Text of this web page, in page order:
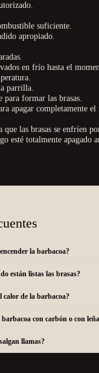
suficiente.
apropiado.
en frío hasta el
parrilla.
para formar las brasas.
apagar completamente el
que las brasas se enfríen
esté totalmente apagado
la barbacoa?
están listas las brasas?
calor de la barbacoa?
con carbón o con
llamas?